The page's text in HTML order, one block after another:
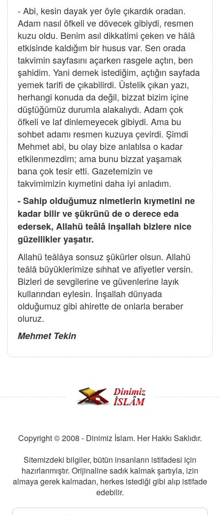
- Abi, kesin dayak yer öyle çıkardık oradan.
Adam nasıl öfkeli ve dövecek gibiydi, resmen
kuzu oldu. Benim asıl dikkatimi çeken ve hâlâ
etkisinde kaldığım bir husus var. Sen orada
takvimin sayfasını açarken rasgele açtın, ben
şahidim. Yani demek istediğim, açtığın sayfada
yemek tarifi de çıkabilirdi. Üstelik çıkan yazı,
herhangi konuda da değil, bizzat bizim içine
düştüğümüz durumla alakalıydı. Adam çok
öfkeli ve laf dinlemeyecek gibiydi. Ama bu
sohbet adamı resmen kuzuya çevirdi. Şimdi
Mehmet abi, bu olay bize anlatılsa o kadar
etkilenmezdim; ama bunu bizzat yaşamak
bana çok tesir etti. Gazetemizin ve
takvimimizin kıymetini daha iyi anladım.
- Sahip olduğumuz nimetlerin kıymetini ne
kadar bilir ve şükrünü de o derece eda
edersek, Allahü teâlâ inşallah bizlere nice
güzellikler yaşatır.
Allahü teâlâya sonsuz şükürler olsun. Allahü
teâlâ büyüklerimize sıhhat ve afiyetler versin.
Bizleri de sevgilerine ve güvenlerine layık
kullarından eylesin. İnşallah dünyada
olduğumuz gibi ahirette de onlarla beraber
oluruz.
Mehmet Tekin
Copyright © 2008 - Dinimiz İslam. Her Hakkı Saklıdır.
Sitemizdeki bilgiler, bütün insanların istifadesi için
hazırlanmıştır. Orijinaline sadık kalmak şartıyla, izin
almaya gerek kalmadan, herkes istediği gibi alıp istifade
edebilir.